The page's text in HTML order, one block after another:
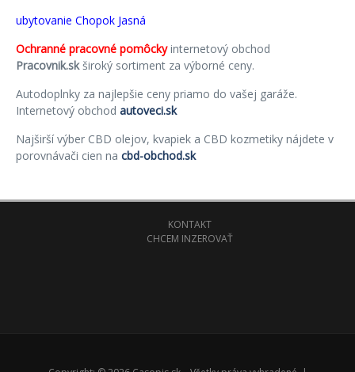
ubytovanie Chopok Jasná
Ochranné pracovné pomôckyinternetový obchod
Pracovnik.skširoký sortiment za výborné ceny.
Autodoplnky za najlepšie ceny priamo do vašej garáže.
Internetový obchod autoveci.sk
Najširší výber CBD olejov, kvapiek a CBD kozmetiky nájdete v
porovnávači cien na cbd-obchod.sk
KONTAKT
CHCEM INZEROVAŤ